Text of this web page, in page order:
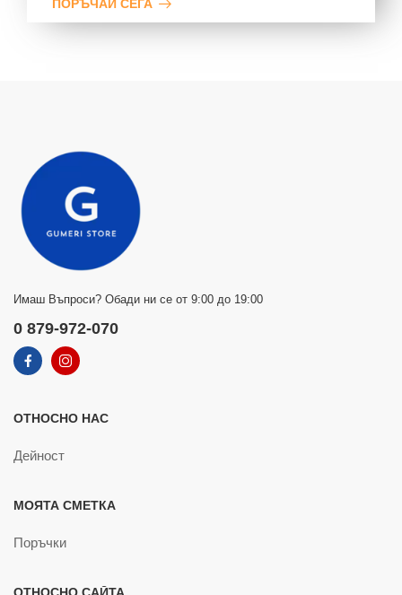
ПОРЪЧАЙ СЕГА
Имаш Въпроси? Обади ни се от 9:00 до 19:00
0 879-972-070
ОТНОСНО НАС
Дейност
МОЯТА СМЕТКА
Поръчки